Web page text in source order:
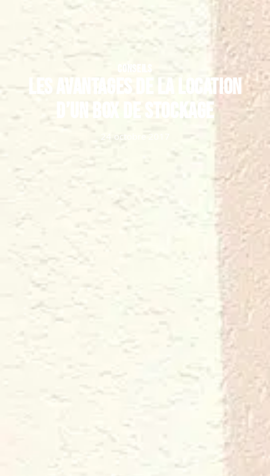
CONSEILS
Les avantages de la location
d’un box de stockage
24 octobre 2017